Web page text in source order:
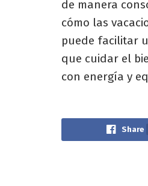
de manera
cómo las
puede facilitar
que cuidar el
con energía y
Share